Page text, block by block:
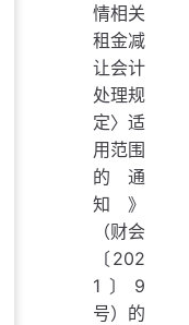
情相关
租金减
让会计
处理规
定〉适
用范围
的通
知》
（财会
〔202
1〕9
号）的